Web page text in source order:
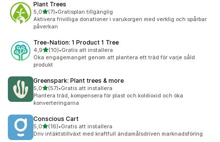
Plant Trees
5,0av 5 stjärnor
(7)
7 recensioner totalt
•Gratisplan tillgänglig
Aktivera frivilliga donationer i varukorgen med verklig och spårbar
påverkan
Tree‑Nation: 1 Product 1 Tree
4,9av 5 stjärnor
(10)
10 recensioner totalt
•Gratis att installera
Öka engagemanget genom att plantera ett träd för varje såld
produkt
Greenspark: Plant trees & more
5,0av 5 stjärnor
(57)
57 recensioner totalt
•Gratis att installera
Plantera träd, kompensera för plast och koldioxid och öka
konverteringarna
Conscious Cart
5,0av 5 stjärnor
(16)
16 recensioner totalt
•Gratis att installera
Driv intäktstillväxt med kraftfull ändamålsdriven marknadsföring